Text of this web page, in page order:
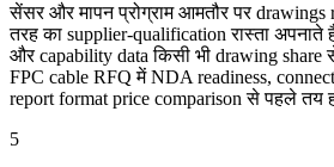
सेंसर और मापन प्रोग्राम आमतौर पर
तरह का supplier-qualification रास्ता
और capability data किसी भी drawing
FPC cable RFQ में NDA readiness,
report format price comparison से पहले तय
5